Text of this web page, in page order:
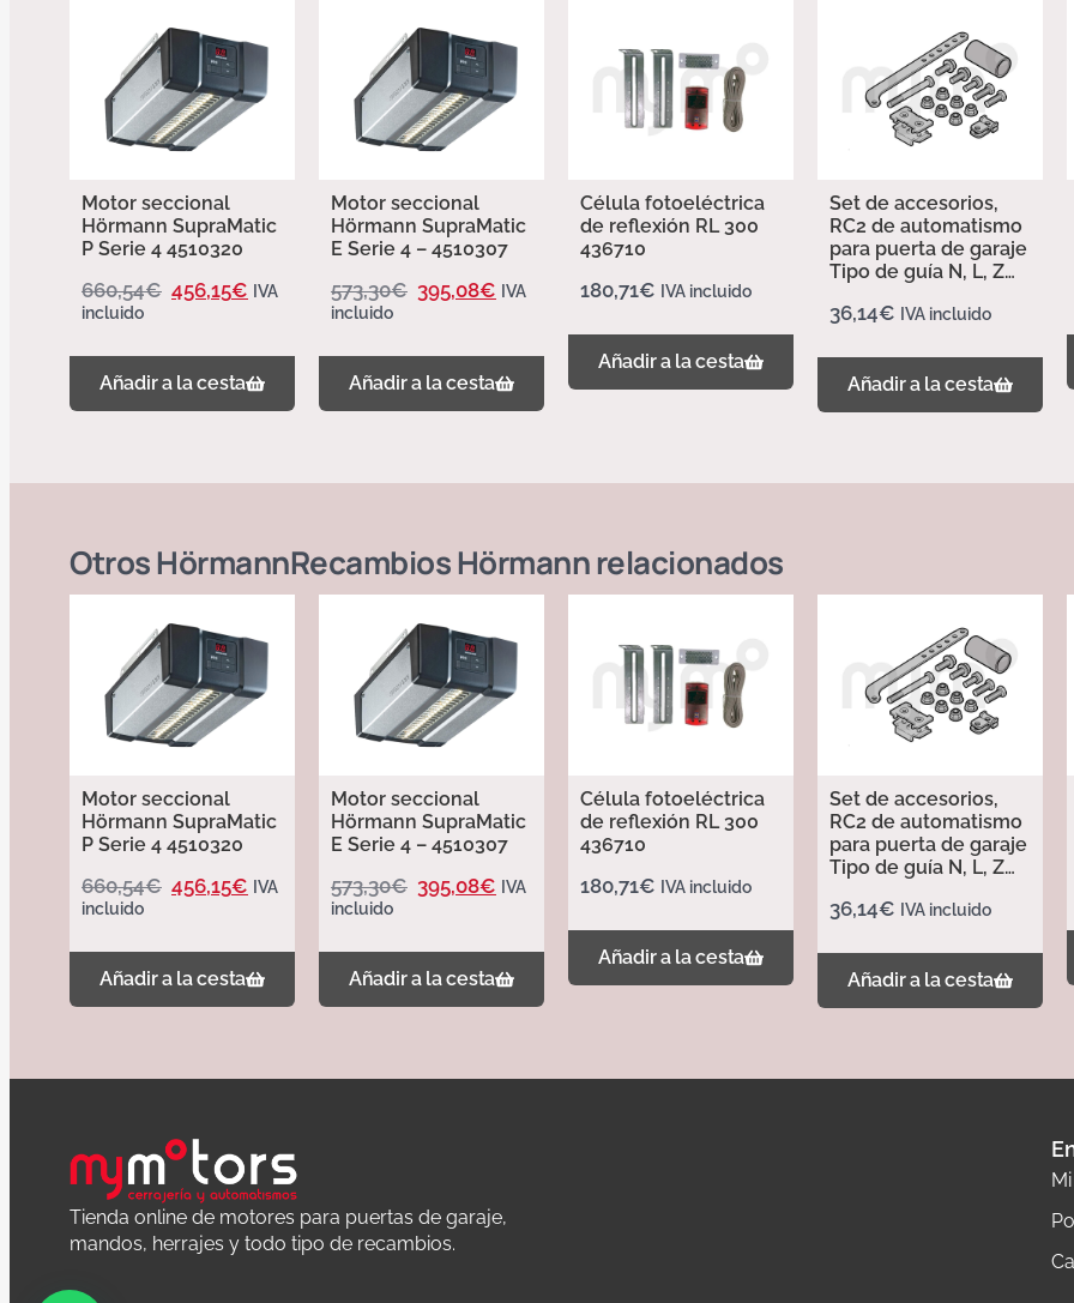
Motor seccional
Hörmann SupraMatic
P Serie 4 4510320
660,54€ 456,15€ IVA
incluido
Añadir a la cesta
Motor seccional
Hörmann SupraMatic
E Serie 4 – 4510307
573,30€ 395,08€ IVA
incluido
Añadir a la cesta
Célula fotoeléctrica
de reflexión RL 300
436710
180,71€ IVA incluido
Añadir a la cesta
Set de accesorios,
RC2 de automatismo
para puerta de garaje
Tipo de guía N, L, Z
36,14€ IVA incluido
Añadir a la cesta
OtrosHörmannRecambios Hörmannrelacionados
Motor seccional
Hörmann SupraMatic
P Serie 4 4510320
660,54€ 456,15€ IVA
incluido
Añadir a la cesta
Motor seccional
Hörmann SupraMatic
E Serie 4 – 4510307
573,30€ 395,08€ IVA
incluido
Añadir a la cesta
Célula fotoeléctrica
de reflexión RL 300
436710
180,71€ IVA incluido
Añadir a la cesta
Set de accesorios,
RC2 de automatismo
para puerta de garaje
Tipo de guía N, L, Z
36,14€ IVA incluido
Añadir a la cesta
Tienda online de motores para puertas de garaje,
mandos, herrajes y todo tipo de recambios.